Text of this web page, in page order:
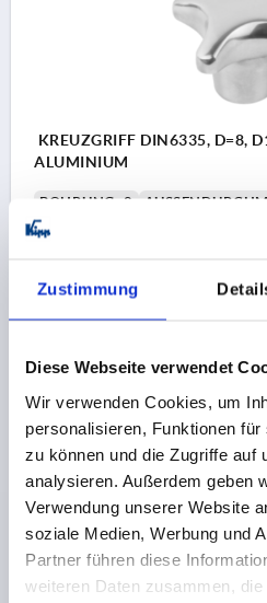
Zustimmung
Diese Webseite verwendet
Wir verwenden Cookies, um
personalisieren, Funktionen
zu können und die Zugriffe auf
analysieren. Außerdem geben
Verwendung unserer Website
soziale Medien, Werbung und
Partner führen diese
weiteren Daten zusammen,
KREUZGRIFF DIN6335, D=8,
ALUMINIUM
BOHRUNG=8
BOHRUNGTIEFE=15
HÖHE=25
7,51 €
zzgl. Versandkosten
K0145 C